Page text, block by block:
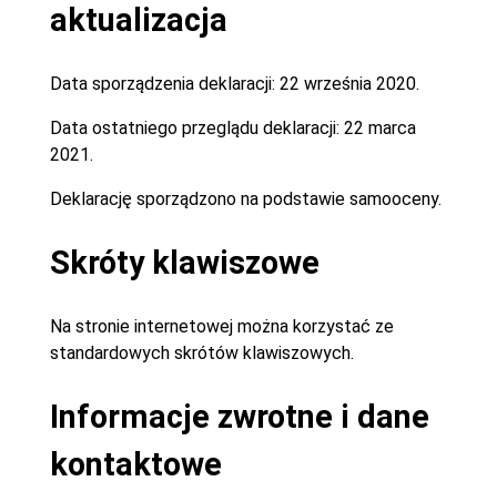
aktualizacja
Data sporządzenia deklaracji: 22 września 2020.
Data ostatniego przeglądu deklaracji: 22 marca
2021.
Deklarację sporządzono na podstawie samooceny.
Skróty klawiszowe
Na stronie internetowej można korzystać ze
standardowych skrótów klawiszowych.
Informacje zwrotne i dane
kontaktowe